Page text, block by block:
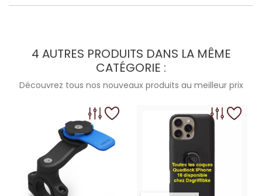
4 AUTRES PRODUITS DANS LA MÊME
CATÉGORIE :
Découvrez tous nos nouveaux produits au meilleur prix